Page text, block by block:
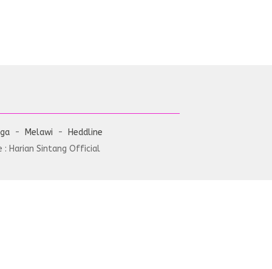
Melawi
Heddline
: Harian Sintang Official